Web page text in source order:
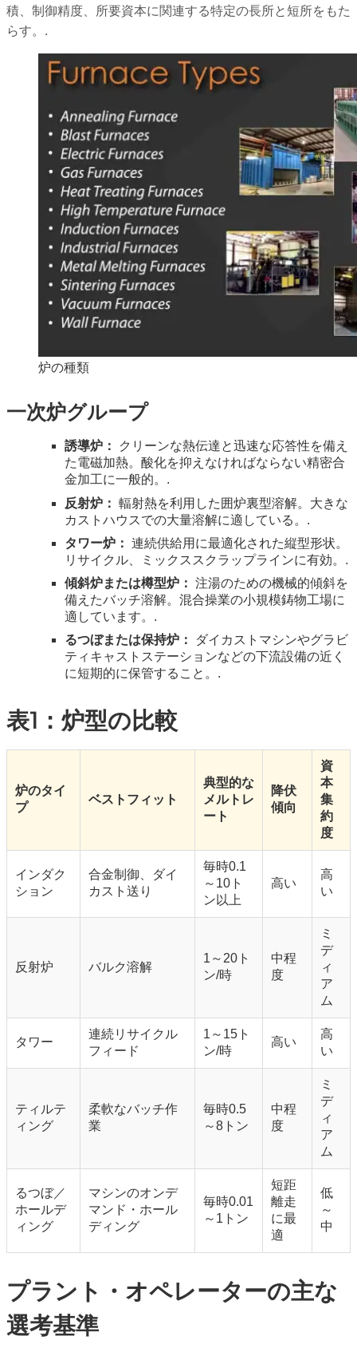
積、制御精度、所要資本に関連する特定の長所と短所をもた
らす。.
炉の種類
一次炉グループ
誘導炉：
クリーンな熱伝達と迅速な応答性を備え
た電磁加熱。酸化を抑えなければならない精密合
金加工に一般的。.
反射炉： 輻射熱を利用した囲炉裏型溶解。大きな
カストハウスでの大量溶解に適している。.
タワー炉： 連続供給用に最適化された縦型形状。
リサイクル、ミックススクラップラインに有効。.
傾斜炉または樽型炉： 注湯のための機械的傾斜を
備えたバッチ溶解。混合操業の小規模鋳物工場に
適しています。.
るつぼまたは保持炉：
ダイカストマシンやグラビ
ティキャストステーションなどの下流設備の近く
に短期的に保管すること。.
表1：炉型の比較
炉のタイ
プ
ベストフィット
典型的な
メルトレ
ート
降伏
傾向
資
本
集
約
度
インダク
ション
合金制御、ダイ
カスト送り
毎時0.1
～10ト
ン以上
高い
高
い
反射炉 バルク溶解
1～20ト
ン/時
中程
度
ミ
デ
ィ
ア
ム
タワー
連続リサイクル
フィード
1～15ト
ン/時
高い
高
い
ティルテ
ィング
柔軟なバッチ作
業
毎時0.5
～8トン
中程
度
ミ
デ
ィ
ア
ム
るつぼ／
ホールデ
ィング
マシンのオンデ
マンド・ホール
ディング
毎時0.01
～1トン
短距
離走
に最
適
低
～
中
プラント・オペレーターの主な
選考基準